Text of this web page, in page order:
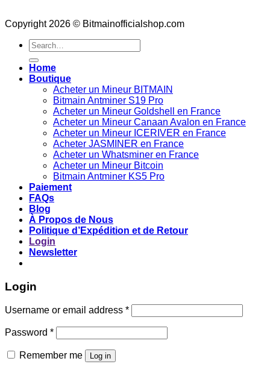
Copyright 2026 © Bitmainofficialshop.com
Search
for:
Home
Boutique
Acheter un Mineur BITMAIN
Bitmain Antminer S19 Pro
Acheter un Mineur Goldshell en France
Acheter un Mineur Canaan Avalon en France
Acheter un Mineur ICERIVER en France
Acheter JASMINER en France
Acheter un Whatsminer en France
Acheter un Mineur Bitcoin
Bitmain Antminer KS5 Pro
Paiement
FAQs
Blog
À Propos de Nous
Politique d’Expédition et de Retour
Login
Newsletter
Login
Username or email address *
Password *
Remember me Log in